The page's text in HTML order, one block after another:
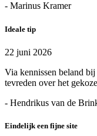
- Marinus Kramer
Ideale tip
22 juni 2026
Via kennissen beland
tevreden over het
- Hendrikus van de
Eindelijk een fijne site